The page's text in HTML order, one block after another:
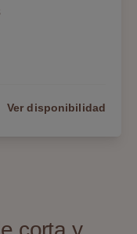
Ver disponibilidad